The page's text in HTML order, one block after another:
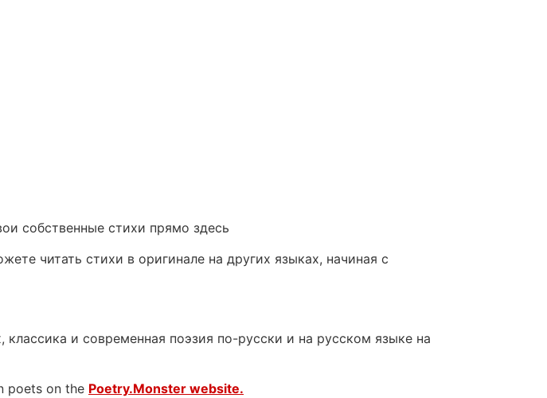
собственные стихи прямо здесь
читать стихи в оригинале на других языках, начиная с
и современная поэзия по-русски и на русском языке на
poets on the Poetry.Monster website.